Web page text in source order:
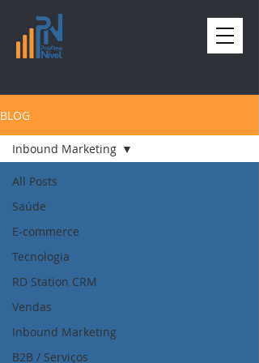
BLOG
All Posts
Saúde
E-commerce
Tecnologia
RD Station CRM
Vendas
Inbound Marketing
B2B / Serviços
Inbound Marketing